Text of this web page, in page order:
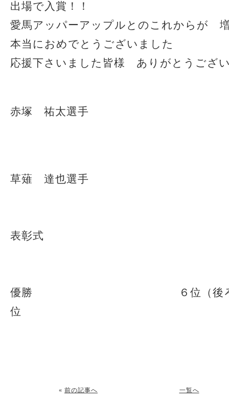
出場で入賞！！
愛馬アッパーアップルとのこれからが
本当におめでとうございました
応援下さいました皆様 ありがとうござ
赤塚 祐太選手
草薙 達也選手
表彰式
優勝 ６位（後
位
« 前の記事へ 一覧へ